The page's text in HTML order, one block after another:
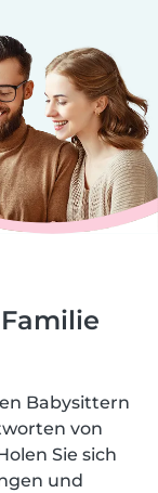
Babysittern
von
Sie sich
und